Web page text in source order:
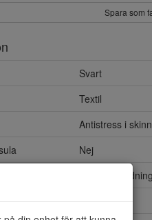
Spara som
Svart
Textil
Antistress i skinn
Nej
Gummiblandning
Nej